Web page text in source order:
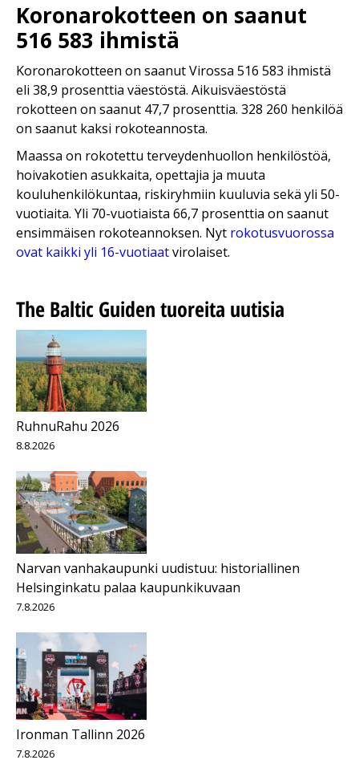
Koronarokotteen on saanut
516 583 ihmistä
Koronarokotteen on saanut Virossa 516 583 ihmistä
eli 38,9 prosenttia väestöstä. Aikuisväestöstä
rokotteen on saanut 47,7 prosenttia. 328 260 henkilöä
on saanut kaksi rokoteannosta.
Maassa on rokotettu terveydenhuollon henkilöstöä,
hoivakotien asukkaita, opettajia ja muuta
kouluhenkilökuntaa, riskiryhmiin kuuluvia sekä yli 50-
vuotiaita. Yli 70-vuotiaista 66,7 prosenttia on saanut
ensimmäisen rokoteannoksen. Nyt rokotusvuorossa
ovat kaikki yli 16-vuotiaatvirolaiset.
The Baltic Guiden tuoreita uutisia
RuhnuRahu 2026
8.8.2026
Narvan vanhakaupunki uudistuu: historiallinen
Helsinginkatu palaa kaupunkikuvaan
7.8.2026
Ironman Tallinn 2026
7.8.2026